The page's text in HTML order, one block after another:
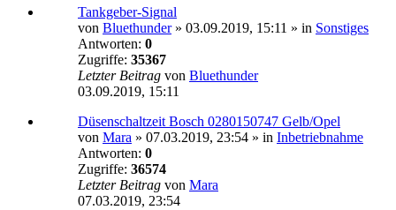
Tankgeber-Signal
von Bluethunder» 03.09.2019, 15:11 » in Sonstiges
Antworten: 0
Zugriffe: 35367
Letzter Beitrag von Bluethunder
03.09.2019, 15:11
Düsenschaltzeit Bosch 0280150747 Gelb/Opel
von Mara » 07.03.2019, 23:54 » in Inbetriebnahme
Antworten: 0
Zugriffe: 36574
Letzter Beitrag von Mara
07.03.2019, 23:54